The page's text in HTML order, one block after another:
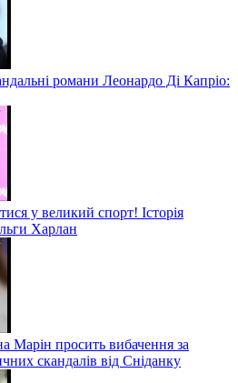
романи Леонардо Ді Капріо:
у великий спорт! Історія
Харлан
Марін просить вибачення за
скандалів від Сніданку